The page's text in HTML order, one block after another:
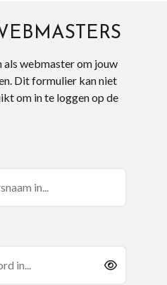
webmaster om jouw
Dit formulier kan niet
om in te loggen op de